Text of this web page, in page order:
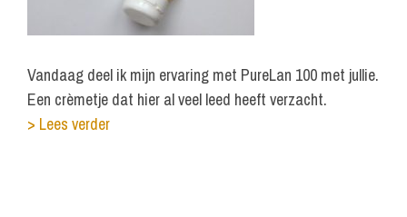
Vandaag deel ik mijn ervaring met PureLan 100 met jullie.
Een crèmetje dat hier al veel leed heeft verzacht.
> Lees verder